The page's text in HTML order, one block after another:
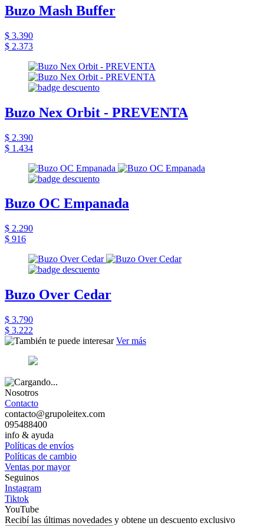
Buzo Mash Buffer
$ 3.390
$ 2.373
Buzo Nex Orbit - PREVENTA
$ 2.390
$ 1.434
Buzo OC Empanada
$ 2.290
$ 916
Buzo Over Cedar
$ 3.790
$ 3.222
Ver más
Nosotros
Contacto
contacto@grupoleitex.com
095488400
info & ayuda
Políticas de envíos
Políticas de cambio
Ventas por mayor
Seguinos
Instagram
Tiktok
YouTube
Recibí las últimas novedades y obtene un descuento exclusivo